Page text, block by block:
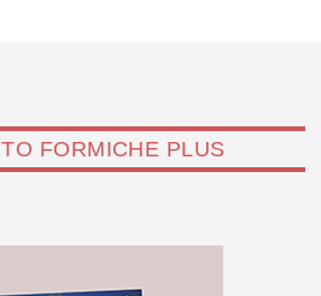
FORMICHE PLUS